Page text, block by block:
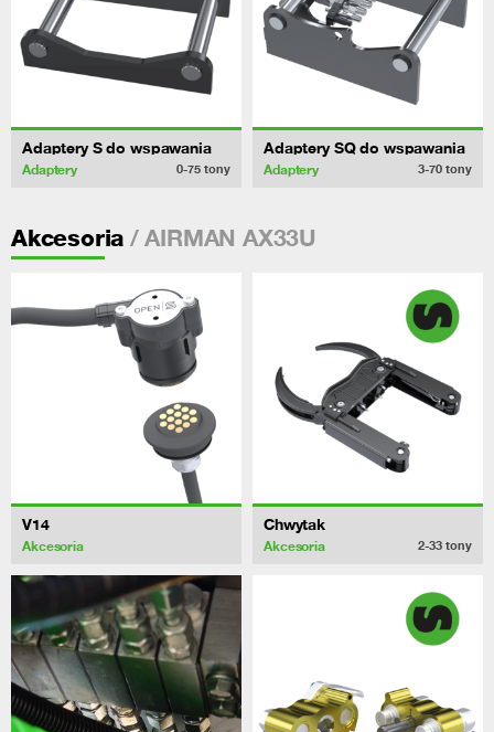
Adaptery S do wspawania
Adaptery 0-75 tony
Adaptery SQ do wspawania
Adaptery 3-70 tony
Akcesoria / AIRMAN AX33U
V14
Akcesoria
Chwytak
Akcesoria 2-33 tony